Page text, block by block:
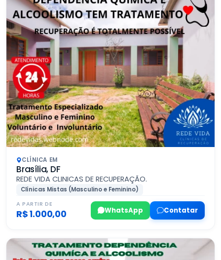
CLÍNICA EM
Brasília, DF
REDE VIDA CLINICAS DE RECUPERAÇÃO.
Clínicas Mistas (Masculino e Feminino)
A PARTIR DE
R$ 1.000,00 WhatsApp Contatar